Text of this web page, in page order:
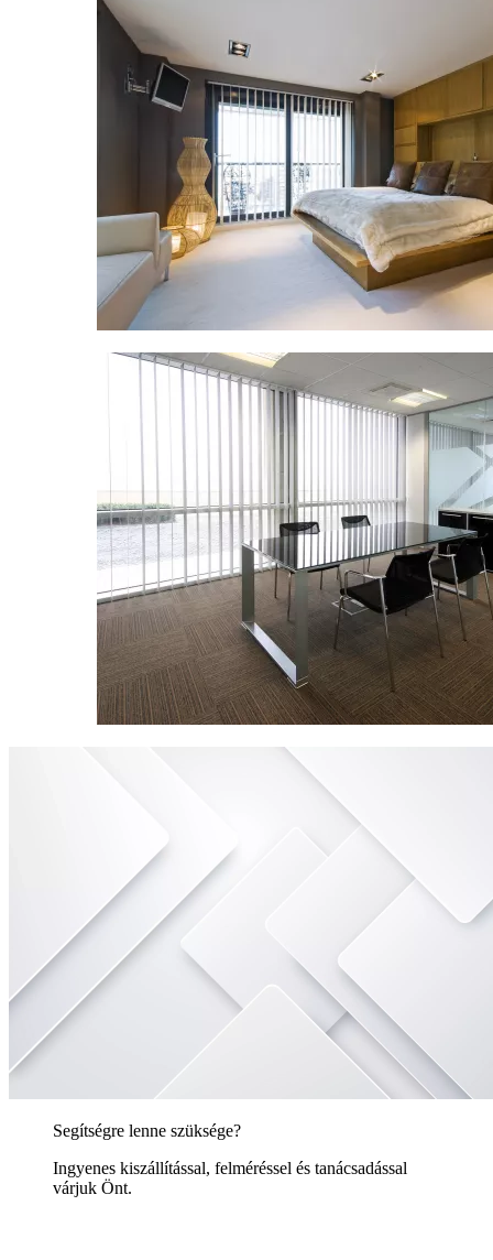
Segítségre lenne szüksége?
Ingyenes kiszállítással, felméréssel és tanácsadással
várjuk Önt.